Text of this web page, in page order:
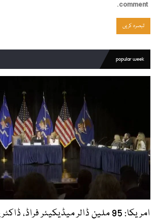
comment.
popular week
امریکا: 95 ملین ڈالر میڈیکیئر فراڈ، ڈاکٹر پر فردِ جرم